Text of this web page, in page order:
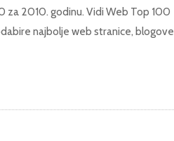
za 2010. godinu. Vidi Web Top 100
najbolje web stranice, blogove